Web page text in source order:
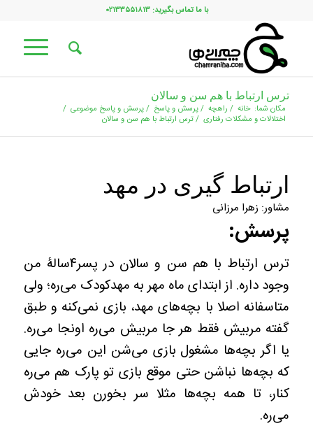
با ما تماس بگیرید: ۰۲۱۳۳۵۵۱۸۱۳
ترس ارتباط با هم سن و سالان
مکان شما: خانه / راهچه /پرسش و پاسخ /پرسش و پاسخ موضوعی /
اختلالات و مشکلات رفتاری /ترس ارتباط با هم سن و سالان
ارتباط گیری در مهد
مشاور: زهرا مرزانی
پرسش:
ترس ارتباط با هم سن و سالان در پسر۴سالۀ من
وجود داره. از ابتدای ماه مهر به مهدکودک می‌ره؛ ولی
متاسفانه اصلا با بچه‌های مهد، بازی نمی‌کنه و طبق
گفته مربیش فقط هر جا مربیش می‌ره اونجا می‌ره.
یا اگر بچه‌ها مشغول بازی می‌شن این می‌ره جایی
که بچه‌ها نباشن حتی موقع بازی تو پارک هم می‌ره
کنار، تا همه بچه‌ها مثلا سر بخورن بعد خودش
می‌ره.